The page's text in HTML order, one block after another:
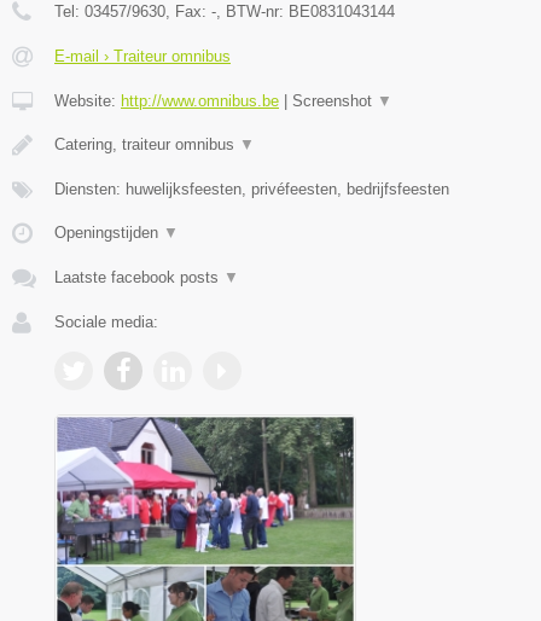
Tel: 03457/9630 , Fax: - , BTW-nr: BE0831043144
E-mail › Traiteur omnibus
Website: http://www.omnibus.be Screenshot ▼
Catering, traiteur omnibus ▼
Diensten: huwelijksfeesten, privéfeesten, bedrijfsfeesten
Openingstijden ▼
Laatste facebook posts ▼
Sociale media: